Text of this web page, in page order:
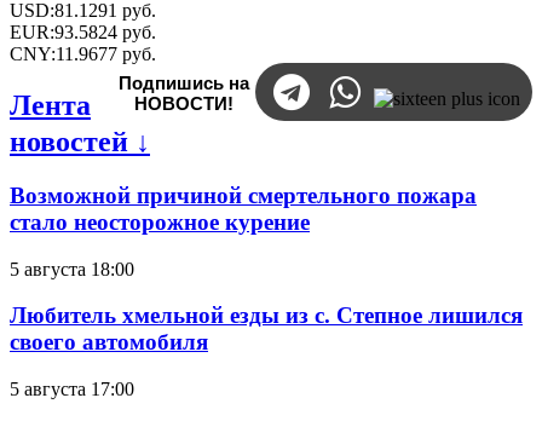
USD:81.1291 руб.
EUR:93.5824 руб.
CNY:11.9677 руб.
Подпишись на
НОВОСТИ!
Лента
новостей ↓
Возможной причиной смертельного пожара
стало неосторожное курение
5 августа 18:00
Любитель хмельной езды из с. Степное лишился
своего автомобиля
5 августа 17:00